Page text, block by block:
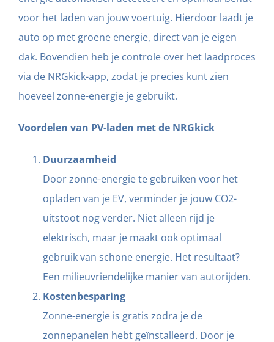
voor het laden van jouw voertuig. Hierdoor laadt je
auto op met groene energie, direct van je eigen
dak. Bovendien heb je controle over het laadproces
via de NRGkick-app, zodat je precies kunt zien
hoeveel zonne-energie je gebruikt.
Voordelen van PV-laden met de NRGkick
Duurzaamheid
Door zonne-energie te gebruiken voor het
opladen van je EV, verminder je jouw CO2-
uitstoot nog verder. Niet alleen rijd je
elektrisch, maar je maakt ook optimaal
gebruik van schone energie. Het resultaat?
Een milieuvriendelijke manier van autorijden.
Kostenbesparing
Zonne-energie is gratis zodra je de
zonnepanelen hebt geïnstalleerd. Door je